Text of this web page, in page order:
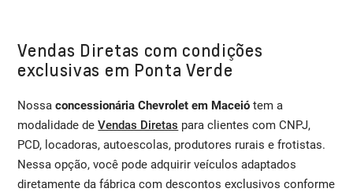
Vendas Diretas com condições
exclusivas em Ponta Verde
Nossaconcessionária Chevrolet em Maceiótem a
modalidade deVendas Diretas para clientes com CNPJ,
PCD, locadoras, autoescolas, produtores rurais e frotistas.
Nessa opção, você pode adquirir veículos adaptados
diretamente da fábrica com descontos exclusivos conforme